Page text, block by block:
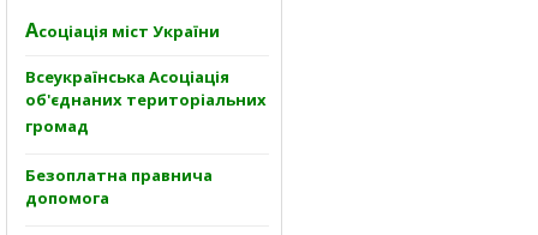
Асоціація міст України
Всеукраїнська Асоціація
об'єднаних територіальних
громад
Безоплатна правнича
допомога